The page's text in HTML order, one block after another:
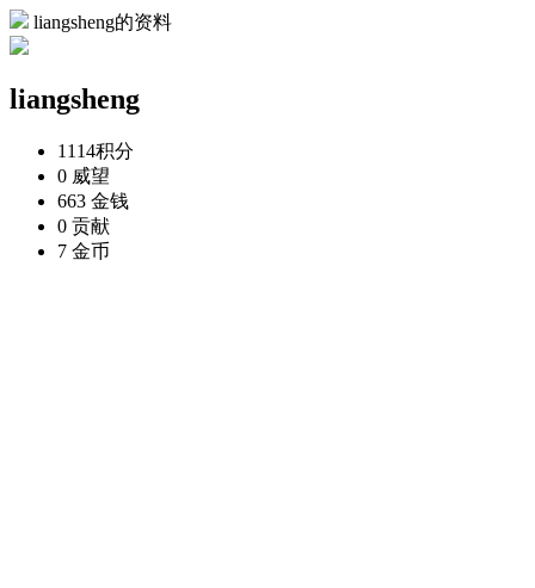
liangsheng的资料
liangsheng
1114积分
0 威望
663 金钱
0 贡献
7 金币